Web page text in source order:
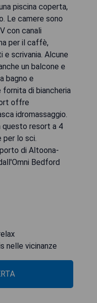
piscina coperta,
Le camere sono
con canali
per il caffè,
scrivania. Alcune
un balcone e
bagno e
fornita di biancheria
offre
idromassaggio.
questo resort a 4
lo sci.
di Altoona-
Bedford
nelle vicinanze